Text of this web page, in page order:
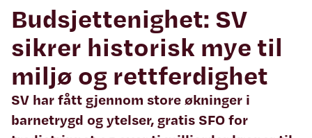
Budsjettenighet: SV
sikrer historisk mye til
miljø og rettferdighet
SV har fått gjennom store økninger i
barnetrygd og ytelser, gratis SFO for